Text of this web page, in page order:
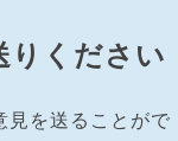
りください
見を送ることがで